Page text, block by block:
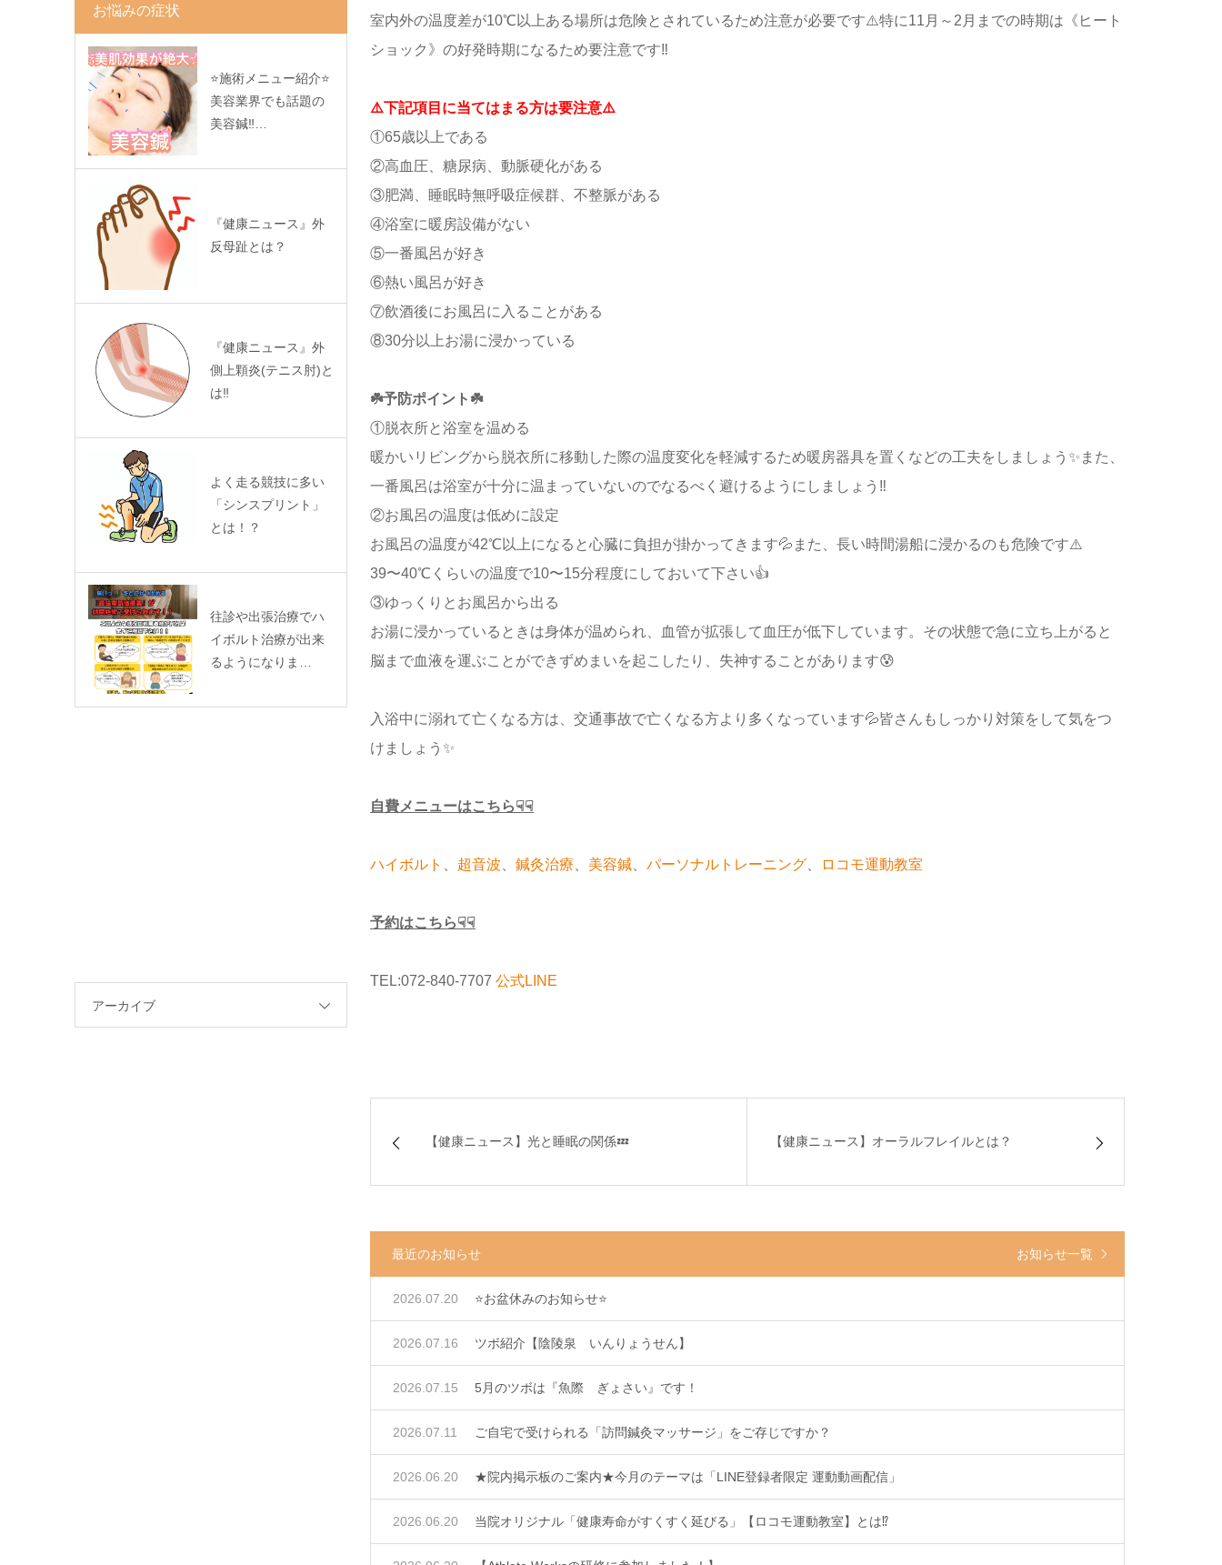
室内外の温度差が10℃以上ある場所は危険とされているため注意が必要です⚠️特に11月～2月までの時期は《ヒート
ショック》の好発時期になるため要注意です‼️
⚠️下記項目に当てはまる方は要注意⚠️
①65歳以上である
②高血圧、糖尿病、動脈硬化がある
③肥満、睡眠時無呼吸症候群、不整脈がある
④浴室に暖房設備がない
⑤一番風呂が好き
⑥熱い風呂が好き
⑦飲酒後にお風呂に入ることがある
⑧30分以上お湯に浸かっている
☘️予防ポイント☘️
①脱衣所と浴室を温める
暖かいリビングから脱衣所に移動した際の温度変化を軽減するため暖房器具を置くなどの工夫をしましょう✨また、
一番風呂は浴室が十分に温まっていないのでなるべく避けるようにしましょう‼️
②お風呂の温度は低めに設定
お風呂の温度が42℃以上になると心臓に負担が掛かってきます💦また、長い時間湯船に浸かるのも危険です⚠️
39〜40℃くらいの温度で10〜15分程度にしておいて下さい👍
③ゆっくりとお風呂から出る
お湯に浸かっているときは身体が温められ、血管が拡張して血圧が低下しています。その状態で急に立ち上がると
脳まで血液を運ぶことができずめまいを起こしたり、失神することがあります😰
入浴中に溺れて亡くなる方は、交通事故で亡くなる方より多くなっています💦皆さんもしっかり対策をして気をつ
けましょう✨
自費メニューはこちら☟☟
ハイボルト 超音波 鍼灸治療 美容鍼 パーソナルトレーニング ロコモ運動教室
予約はこちら☟☟
TEL:072-840-7707 公式LINE
【健康ニュース】光と睡眠の関係💤 【健康ニュース】オーラルフレイルとは？
最近のお知らせ お知らせ一覧
⭐️お盆休みのお知らせ⭐️
2026.07.20
ツボ紹介【陰陵泉 いんりょうせん】
2026.07.16
5月のツボは『魚際 ぎょさい』です！
2026.07.15
ご自宅で受けられる「訪問鍼灸マッサージ」をご存じですか？
2026.07.11
★院内掲示板のご案内★今月のテーマは「LINE登録者限定 運動動画配信」
2026.06.20
当院オリジナル「健康寿命がすくすく延びる」【ロコモ運動教室】とは⁉
2026.06.20
お悩みの症状
⭐️施術メニュー紹介⭐️
美容業界でも話題の
美容鍼‼…
『健康ニュース』外
反母趾とは？
『健康ニュース』外
側上顆炎(テニス肘)と
は‼️
よく走る競技に多い
「シンスプリント」
とは！？
往診や出張治療でハ
イボルト治療が出来
るようになりま…
アーカイブ